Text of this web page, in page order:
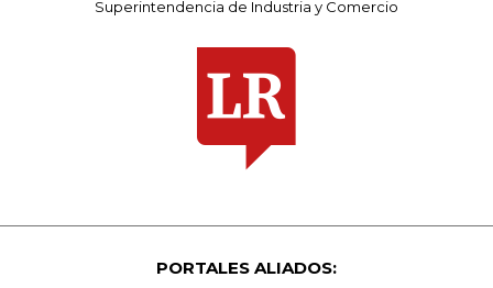
Superintendencia de Industria y Comercio
PORTALES ALIADOS: